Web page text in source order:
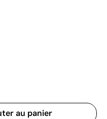
au panier